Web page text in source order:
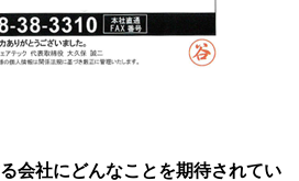
会社にどんなことを期待されてい